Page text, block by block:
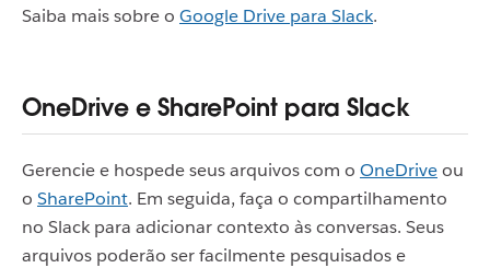
Saiba mais sobre o Google Drive para Slack.
OneDrive e SharePoint para Slack
Gerencie e hospede seus arquivos com o OneDriveou
o SharePoint. Em seguida, faça o compartilhamento
no Slack para adicionar contexto às conversas. Seus
arquivos poderão ser facilmente pesquisados e